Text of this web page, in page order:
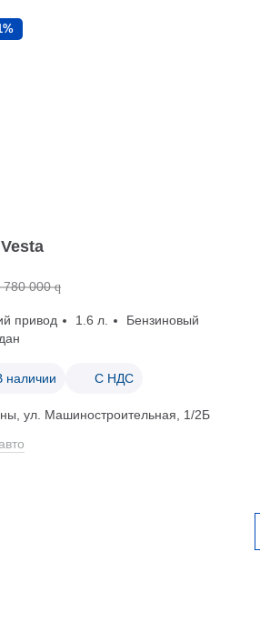
780 000 q
привод 1.6 л.
Бензиновый
наличии С НДС
ул. Машиностроительная, 1/2Б